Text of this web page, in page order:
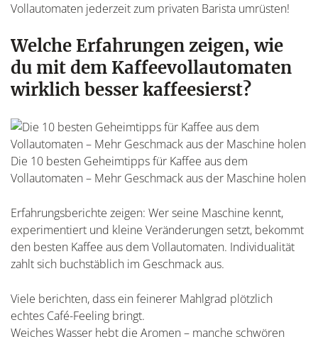
Vollautomaten jederzeit zum privaten Barista umrüsten!
Welche Erfahrungen zeigen, wie
du mit dem Kaffeevollautomaten
wirklich besser kaffeesierst?
Die 10 besten Geheimtipps für Kaffee aus dem
Vollautomaten – Mehr Geschmack aus der Maschine holen
Erfahrungsberichte zeigen: Wer seine Maschine kennt,
experimentiert und kleine Veränderungen setzt, bekommt
den besten Kaffee aus dem Vollautomaten. Individualität
zahlt sich buchstäblich im Geschmack aus.
Viele berichten, dass ein feinerer Mahlgrad plötzlich
echtes Café-Feeling bringt.
Weiches Wasser hebt die Aromen – manche schwören